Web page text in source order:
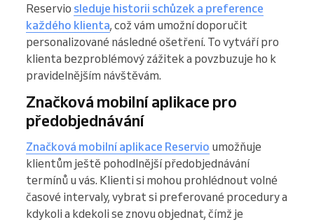
Reservio sleduje historii schůzek a preference
každého klienta, což vám umožní doporučit
personalizované následné ošetření. To vytváří pro
klienta bezproblémový zážitek a povzbuzuje ho k
pravidelnějším návštěvám.
Značková mobilní aplikace pro
předobjednávání
Značková mobilní aplikace Reservio umožňuje
klientům ještě pohodlnější předobjednávání
termínů u vás. Klienti si mohou prohlédnout volné
časové intervaly, vybrat si preferované procedury a
kdykoli a kdekoli se znovu objednat, čímž je